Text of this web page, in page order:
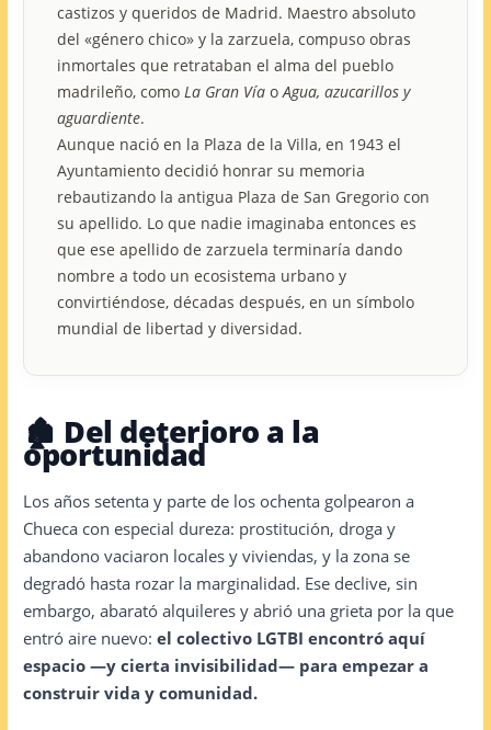
castizos y queridos de Madrid. Maestro absoluto
del «género chico» y la zarzuela, compuso obras
inmortales que retrataban el alma del pueblo
madrileño, comoLa Gran Vía oAgua, azucarillos y
aguardiente.
Aunque nació en la Plaza de la Villa, en 1943 el
Ayuntamiento decidió honrar su memoria
rebautizando la antigua Plaza de San Gregorio con
su apellido. Lo que nadie imaginaba entonces es
que ese apellido de zarzuela terminaría dando
nombre a todo un ecosistema urbano y
convirtiéndose, décadas después, en un símbolo
mundial de libertad y diversidad.
🏚️ Del deterioro a la
oportunidad
Los años setenta y parte de los ochenta golpearon a
Chueca con especial dureza: prostitución, droga y
abandono vaciaron locales y viviendas, y la zona se
degradó hasta rozar la marginalidad. Ese declive, sin
embargo, abarató alquileres y abrió una grieta por la que
entró aire nuevo:el colectivo LGTBI encontró aquí
espacio —y cierta invisibilidad— para empezar a
construir vida y comunidad.